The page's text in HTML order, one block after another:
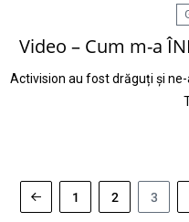
Video – Cum m-a
Activision au fost drăguți și
1 2 3